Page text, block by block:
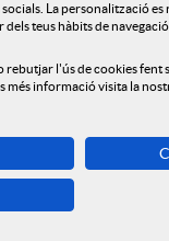
Global
ISR estan adherits
de les Nacions
Fonengin
La personalització es
teus hàbits de
rebutjar l'ús de cookies fent
més informació visita la